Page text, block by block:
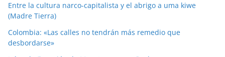
Entre la cultura narco-capitalista y el abrigo a uma kiwe
(Madre Tierra)
Colombia: «Las calles no tendrán más remedio que
desbordarse»